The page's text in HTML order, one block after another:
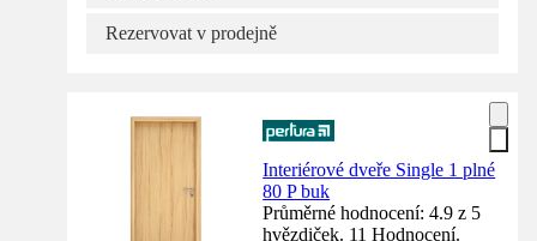
Rezervovat v prodejně
Interiérové dveře Single 1 plné
80 P buk
Průměrné hodnocení: 4.9 z 5
hvězdiček. 11 Hodnocení.